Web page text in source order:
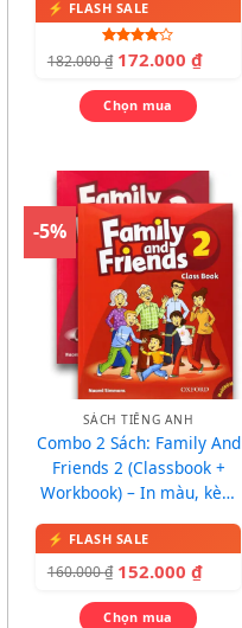
Được
xếp hạng
sao
182.000₫ 172.000 ₫
Chọn mua
-5%
SÁCH TIẾNG ANH
Combo 2 Sách: Family And
Friends 2 (Classbook +
Workbook) – In màu, kèm
160.000₫ 152.000 ₫
Chọn mua